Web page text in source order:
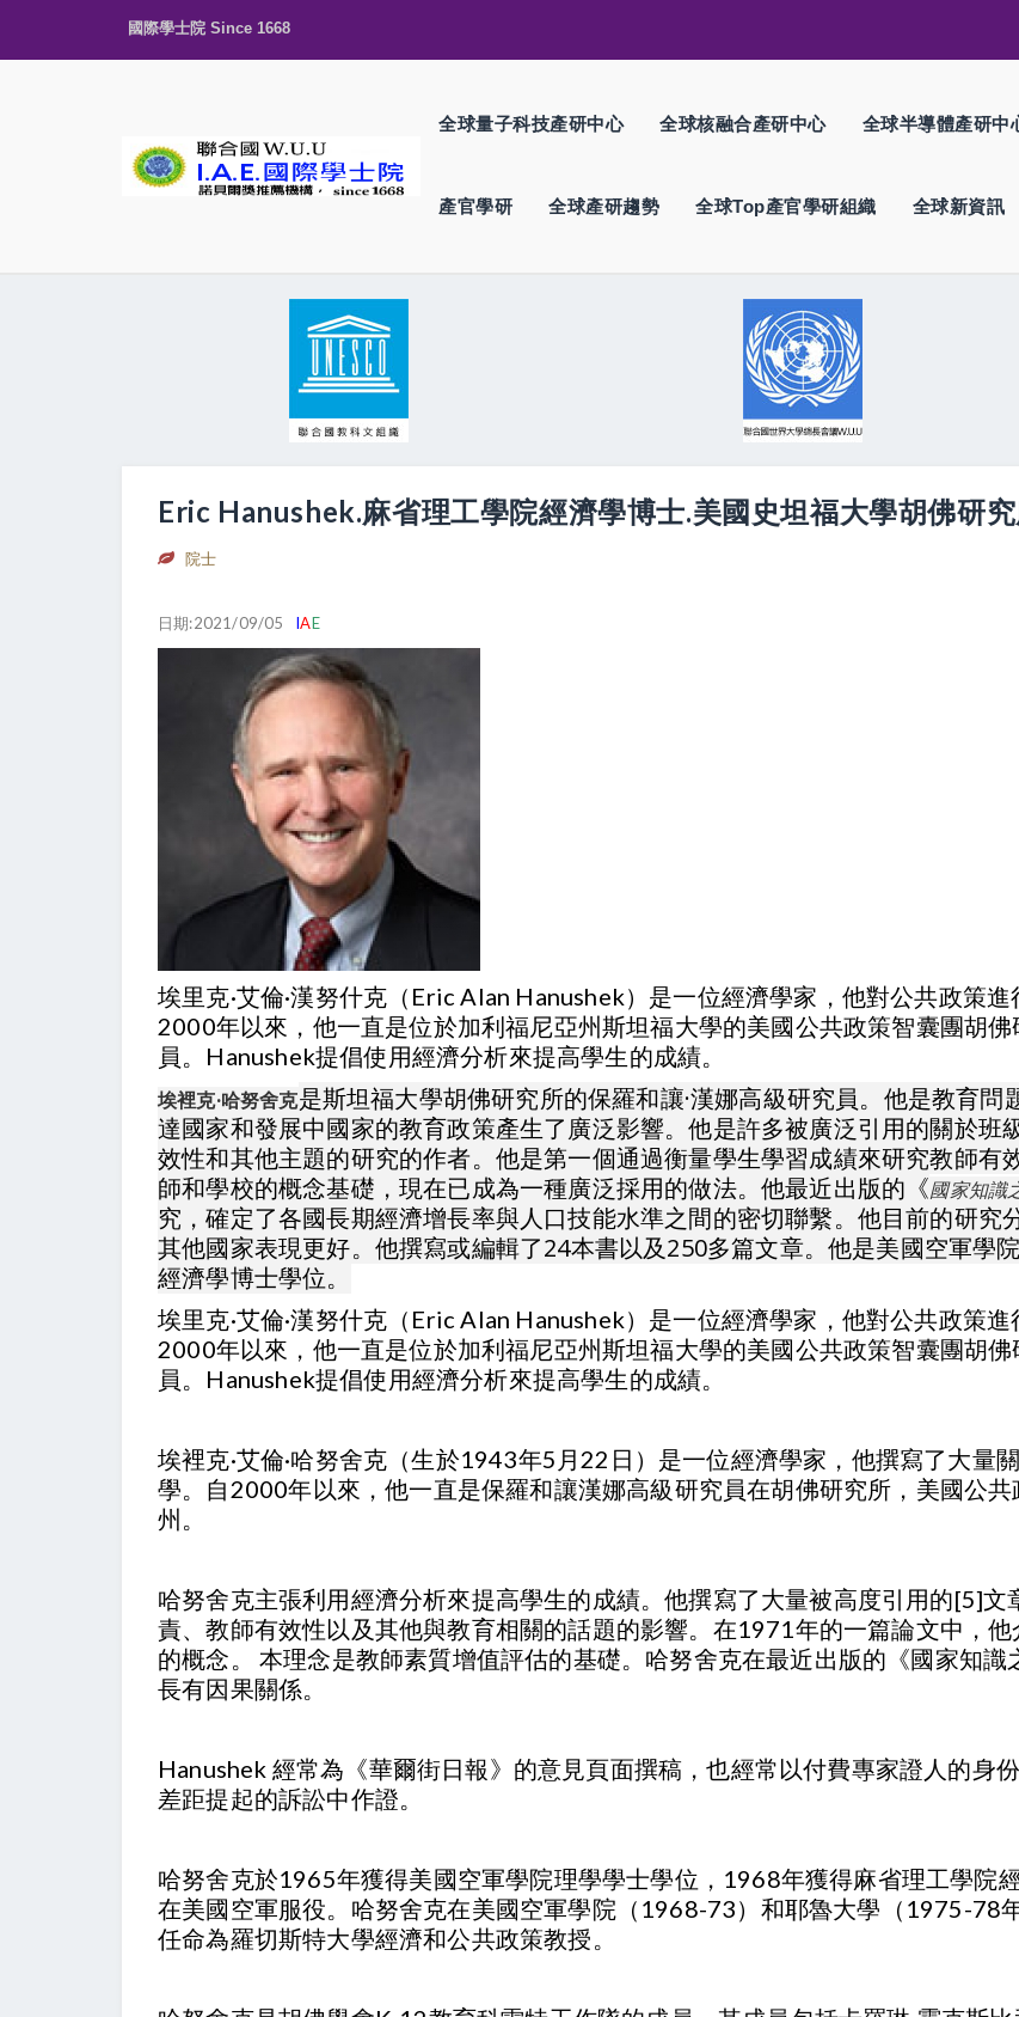
國際學士院 Since 1668
全球量子科技產研中心 全球核融合產研中心 全球半導體產研中
產官學研 全球產研趨勢 全球Top產官學研組織 全球新資訊
Eric Hanushek.麻省理工學院經濟學博士.美國史坦福大學胡佛研
院士
日期:2021/09/05 IAE
埃里克·艾倫·漢努什克（Eric Alan Hanushek）是一位經濟學家，他對公共政策
2000年以來，他一直是位於加利福尼亞州斯坦福大學的美國公共政策智囊團胡
員。Hanushek提倡使用經濟分析來提高學生的成績。
埃裡克·哈努舍克是斯坦福大學胡佛研究所的保羅和讓·漢娜高級研究員。他是教育
達國家和發展中國家的教育政策產生了廣泛影響。他是許多被廣泛引用的關於班
效性和其他主題的研究的作者。他是第一個通過衡量學生學習成績來研究教師有
師和學校的概念基礎，現在已成為一種廣泛採用的做法。他最近出版的《國家知識
究，確定了各國長期經濟增長率與人口技能水準之間的密切聯繫。他目前的研究
其他國家表現更好。他撰寫或編輯了24本書以及250多篇文章。他是美國空軍學
經濟學博士學位。
埃里克·艾倫·漢努什克（Eric Alan Hanushek）是一位經濟學家，他對公共政策
2000年以來，他一直是位於加利福尼亞州斯坦福大學的美國公共政策智囊團胡
員。Hanushek提倡使用經濟分析來提高學生的成績。
埃裡克·艾倫·哈努舍克（生於1943年5月22日）是一位經濟學家，他撰寫了大量
學。自2000年以來，他一直是保羅和讓漢娜高級研究員在胡佛研究所，美國公
州。
哈努舍克主張利用經濟分析來提高學生的成績。他撰寫了大量被高度引用的[5]
責、教師有效性以及其他與教育相關的話題的影響。在1971年的一篇論文中，
的概念。 本理念是教師素質增值評估的基礎。哈努舍克在最近出版的《國家知
長有因果關係。
Hanushek 經常為《華爾街日報》的意見頁面撰稿，也經常以付費專家證人的身
差距提起的訴訟中作證。
哈努舍克於1965年獲得美國空軍學院理學學士學位，1968年獲得麻省理工學院
在美國空軍服役。哈努舍克在美國空軍學院（1968-73）和耶魯大學（1975-78
任命為羅切斯特大學經濟和公共政策教授。